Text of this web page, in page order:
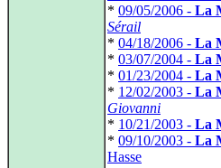
* 09/05/2006 - La
Sérail
* 04/18/2006 - La
* 03/07/2004 - La
* 01/23/2004 - La
* 12/02/2003 - La
Giovanni
* 10/21/2003 - La
* 09/10/2003 - La
Hasse